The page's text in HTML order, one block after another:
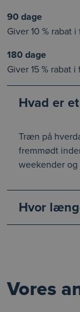
90 dage
Giver 10 % rabat
180 dage
Giver 15 % rabat
Hvad er
Træn på
fremmødt
weekender
Hvor
Vores